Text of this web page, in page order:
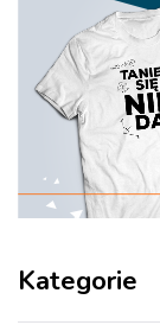
Kategorie